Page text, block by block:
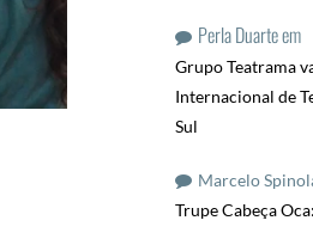
Perla Duarteem
Grupo Teatrama
Internacional de
Sul
Marcelo
Trupe Cabeça